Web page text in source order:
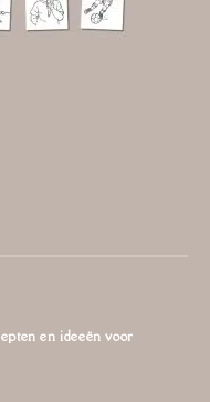
en ideeën voor